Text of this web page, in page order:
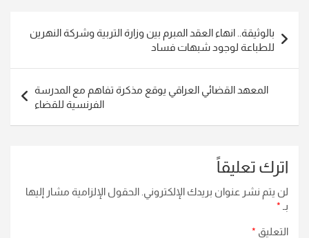
المقالات
بالوثيقة.. انهاء العقد المبرم بين وزارة التربية وشركة النهرين
للطباعة لوجود شبهات فساد
المعهد القضائي العراقي يوقع مذكرة تفاهم مع المدرسة
الفرنسية للقضاء
اترك تعليقاً
لن يتم نشر عنوان بريدك الإلكتروني. الحقول الإلزامية مشار إليها
بـ *
التعليق *